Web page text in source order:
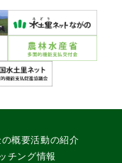
概要活動の紹介
チング情報